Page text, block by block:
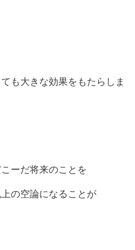
も大きな効果をもたらしま
ーだ将来のことを
の空論になることが